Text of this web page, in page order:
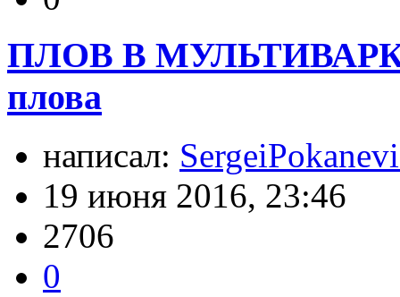
ПЛОВ В МУЛЬТИВАРКЕ
плова
написал:
19 июня 2016, 23:46
2706
0